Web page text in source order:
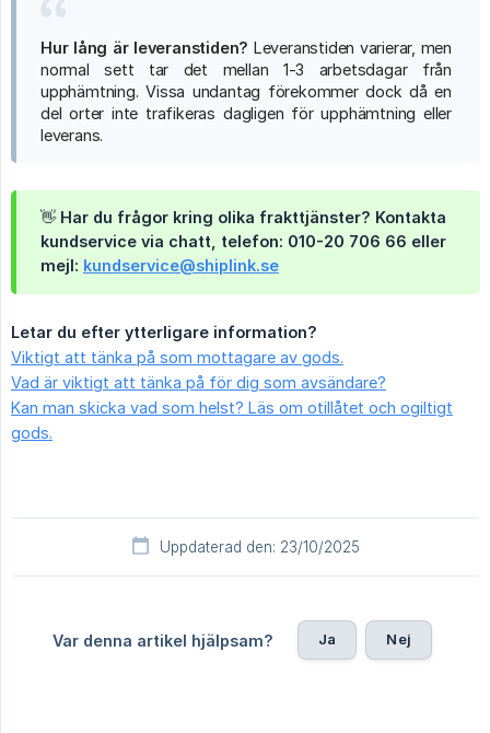
Hur lång är leveranstiden? Leveranstiden varierar, men
normal sett tar det mellan 1-3 arbetsdagar från
upphämtning. Vissa undantag förekommer dock då en
del orter inte trafikeras dagligen för upphämtning eller
leverans.
👋 Har du frågor kring olika frakttjänster? Kontakta
kundservice via chatt, telefon: 010-20 706 66 eller
mejl: kundservice@shiplink.se
Letar du efter ytterligare information?
Viktigt att tänka på som mottagare av gods.
Vad är viktigt att tänka på för dig som avsändare?
Kan man skicka vad som helst? Läs om otillåtet och ogiltigt
gods.
Uppdaterad den: 23/10/2025
Var denna artikel hjälpsam? Ja Nej